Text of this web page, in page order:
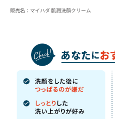
販売名：マイハダ 肌潤洗顔クリーム